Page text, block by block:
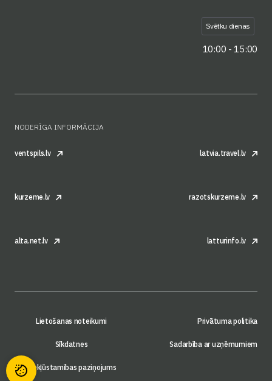
Svētku dienas
10:00 - 15:00
NODERĪGA INFORMĀCIJA
ventspils.lv latvia.travel.lv
kurzeme.lv razotskurzeme.lv
alta.net.lv latturinfo.lv
Lietošanas noteikumi Privātuma politika
Sīkdatnes Sadarbība ar uzņēmumiem
Piekļūstamības paziņojums